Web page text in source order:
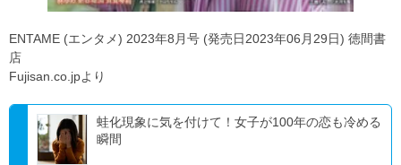
ENTAME (エンタメ) 2023年8月号 (発売日2023年06月29日) 徳間書
店
Fujisan.co.jpより
蛙化現象に気を付けて！女子が100年の恋も冷める
瞬間